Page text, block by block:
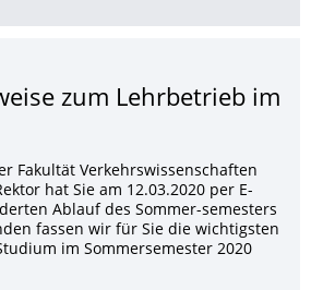
zum Lehrbetrieb im
Fakultät Verkehrswissenschaften
hat Sie am 12.03.2020 per E-
Ablauf des Sommer-semesters
fassen wir für Sie die wichtigsten
im Sommersemester 2020